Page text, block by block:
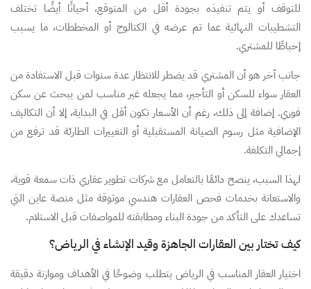
للتوقف أو يتم تنفيذه بجودة أقل من المتوقع، أحيانًا أيضًا تختلف
التشطيبات النهائية عما تم عرضه في الكتالوج أو المخططات، ما يسبب
إحباطًا للمشتري.
جانب آخر هو أن المشتري قد يضطر للانتظار عدة سنوات قبل الاستفادة من
العقار سواء للسكن أو التأجير، مما يجعله غير مناسب لمن يبحث عن سكن
فوري. إضافة إلى ذلك، رغم أن الأسعار تكون أقل في البداية، إلا أن التكاليف
الإضافية مثل رسوم الصيانة المستقبلية أو التغييرات الطارئة قد ترفع من
إجمالي التكلفة.
لهذا السبب، ينصح دائمًا بالتعامل مع شركات تطوير عقاري ذات سمعة قوية،
والاستعانة بخدمات فحص العقارات هندسي موثوقة مثل منصة عاين التي
تساعدك على التأكد من جودة البناء ومطابقته للمواصفات قبل الاستلام.
كيف تختار بين العقارات الجاهزة وقيد الإنشاء في الرياض؟
اختيار العقار المناسب في الرياض يتطلب وضوحًا في الأهداف وموازنة دقيقة